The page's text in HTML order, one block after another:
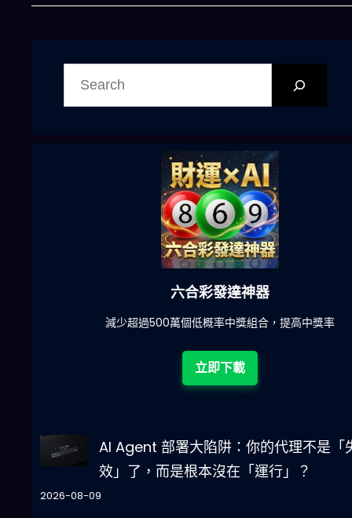
六合彩發達神器
減少超過500萬個低概率中獎組合，提高中獎率
立即下載
AI Agent 部署大陷阱：你的代理不是「
效」了，而是根本沒在「運行」？
2026-08-09